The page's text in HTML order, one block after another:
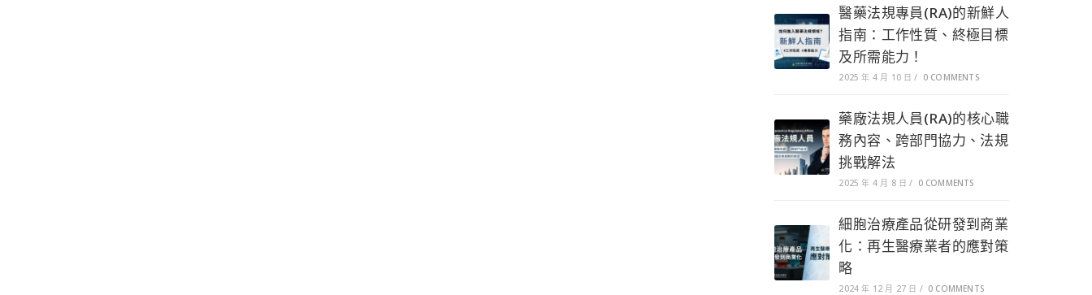
醫藥法規專員(RA)的新鮮人
指南：工作性質、終極目標
及所需能力！
2025 年 4 月 10 日 / 0 COMMENTS
藥廠法規人員(RA)的核心職
務內容、跨部門協力、法規
挑戰解法
2025 年 4 月 8 日 / 0 COMMENTS
細胞治療產品從研發到商業
化：再生醫療業者的應對策
略
2024 年 12 月 27 日 / 0 COMMENTS